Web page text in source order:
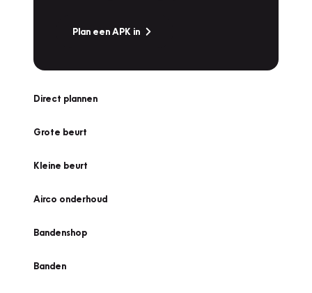
Plan een APK in
Direct plannen
Grote beurt
Kleine beurt
Airco onderhoud
Bandenshop
Banden